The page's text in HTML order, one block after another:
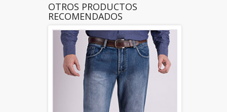
OTROS PRODUCTOS
RECOMENDADOS